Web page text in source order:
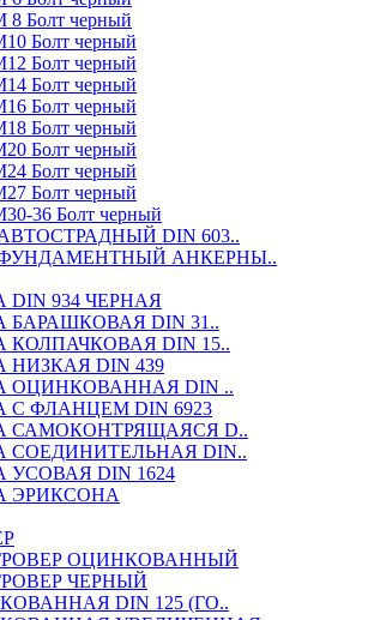
8 Болт черный
Болт черный
Болт черный
Болт черный
Болт черный
Болт черный
Болт черный
Болт черный
Болт черный
36 Болт черный
DIN 603..
АНКЕРНЫ..
DIN 934 ЧЕРНАЯ
БАРАШКОВАЯ DIN 31..
КОЛПАЧКОВАЯ DIN 15..
НИЗКАЯ DIN 439
ОЦИНКОВАННАЯ DIN ..
С ФЛАНЦЕМ DIN 6923
САМОКОНТРЯЩАЯСЯ D..
СОЕДИНИТЕЛЬНАЯ DIN..
УСОВАЯ DIN 1624
ЭРИКСОНА
ОЦИНКОВАННЫЙ
ЧЕРНЫЙ
DIN 125 (ГО..